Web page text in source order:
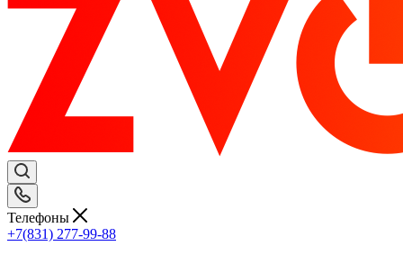
Телефоны
+7(831) 277-99-88